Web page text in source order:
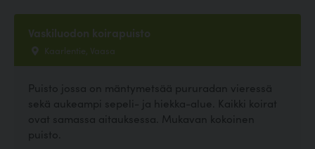
Vaskiluodon koirapuisto
Kaarlentie, Vaasa
Puisto jossa on mäntymetsää pururadan vieressä
sekä aukeampi sepeli- ja hiekka-alue. Kaikki koirat
ovat samassa aitauksessa. Mukavan kokoinen
puisto.